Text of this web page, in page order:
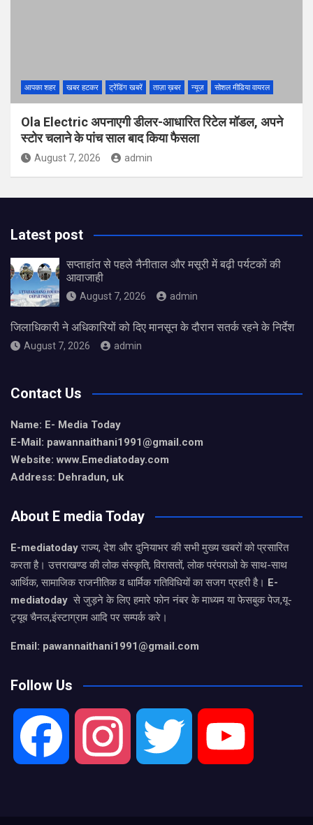
आपका शहर खबर हटकर ट्रेंडिंग खबरें ताज़ा ख़बर न्यूज़ सोशल मीडिया वायरल
Ola Electric अपनाएगी डीलर-आधारित रिटेल मॉडल, अपने
स्टोर चलाने के पांच साल बाद किया फैसला
August 7, 2026 admin
Latest post
सप्ताहांत से पहले नैनीताल और मसूरी में बढ़ी पर्यटकों की
आवाजाही
August 7, 2026 admin
जिलाधिकारी ने अधिकारियों को दिए मानसून के दौरान सतर्क रहने के निर्देश
August 7, 2026 admin
Contact Us
Name: E- Media Today
E-Mail: pawannaithani1991@gmail.com
Website: www.Emediatoday.com
Address: Dehradun, uk
About E media Today
E-mediatodayराज्य, देश और दुनियाभर की सभी मुख्य खबरों को प्रसारित
करता है। उत्तराखण्ड की लोक संस्कृति, विरासतों, लोक परंपराओ के साथ-साथ
आर्थिक, सामाजिक राजनीतिक व धार्मिक गतिविधियों का सजग प्रहरी है। E-
mediatoday से जुड़ने के लिए हमारे फोन नंबर के माध्यम या फेसबुक पेज,यू-
ट्यूब चैनल,इंस्टाग्राम आदि पर सम्पर्क करे।
Email: pawannaithani1991@gmail.com
Follow Us